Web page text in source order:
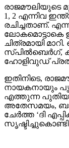
രാജമൗലിയുടെ
1, 2 എന്നിവ
രചിച്ചതാണ്.
ലോകമൊട്ടാകെ
ചിത്രമായി
സ്പില്‍ബെര്‍ഗ്,
ഹോളിവുഡ്
ഇതിനിടെ,
നായകനായും
എത്തുന്ന പുതിയ
അതേസമയം,
ചേര്‍ത്ത ‘ദി